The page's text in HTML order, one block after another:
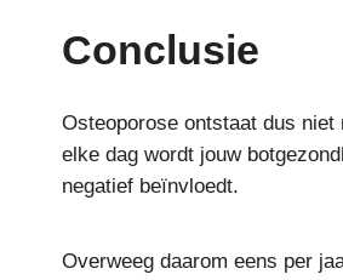
Conclusie
Osteoporose ontstaat dus niet
elke dag wordt jouw
negatief beïnvloedt.
Overweeg daarom eens per